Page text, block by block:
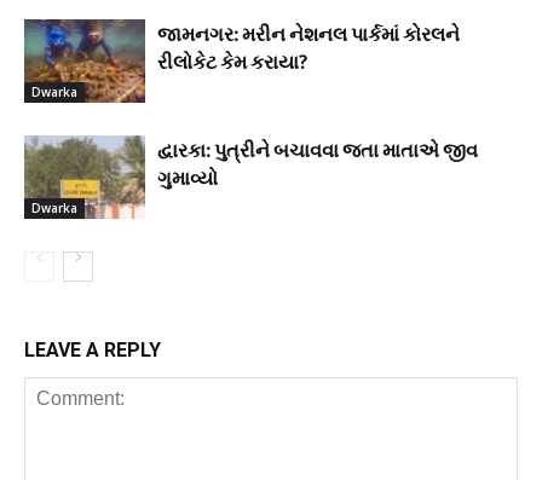
Dwarka
જામનગર: મરીન નેશનલ પાર્કમાં કોરલને
રીલોકેટ કેમ કરાયા?
Dwarka
દ્વારકા: પુત્રીને બચાવવા જતા માતાએ જીવ
ગુમાવ્યો
LEAVE A REPLY